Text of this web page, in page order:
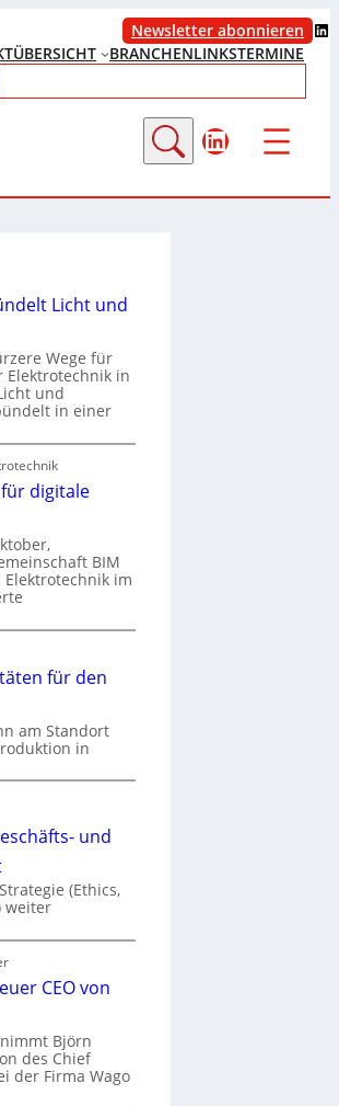
Newsletter abonnieren LinkedIn
BRANCHENLINKSTERMINE
LinkedIn
Licht und
Wege für
Elektrotechnik in
und
in einer
für digitale
BIM
im
für den
am Standort
in
und
(Ethics,
weiter
CEO von
Björn
des Chief
der Firma Wago